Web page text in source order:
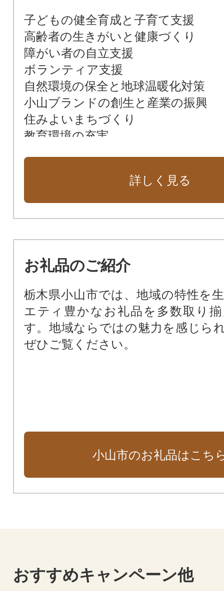
子どもの健全育成と子育て支援
高齢者の生きがいと健康づくり
障がい者の自立支援
ボランティア支援
自然環境の保全と地球温暖化対策
小山ブランドの創生と産業の振興
住みよいまちづくり
教育環境の充実
詳しく見る
お礼品のご紹介
栃木県小山市では、地域の特性を
エティ豊かなお礼品を多数取り
す。地域ならではの魅力を感じら
ぜひご覧ください。
小山市のお礼品はこち
おすすめキャンペーン他